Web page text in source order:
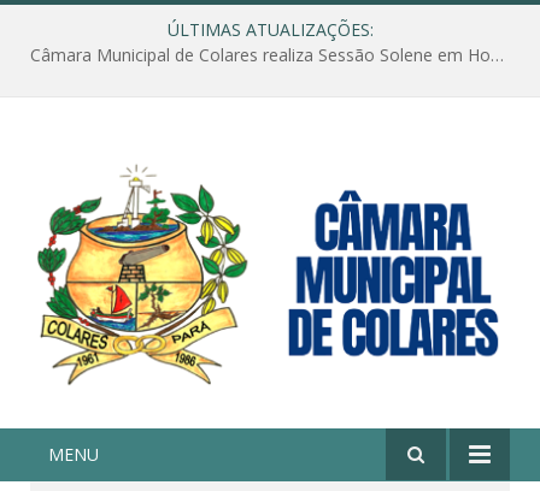
ÚLTIMAS ATUALIZAÇÕES:
Câmara Municipal de Colares realiza Sessão Solene em Homenagem ao Dia das Mães
MENU